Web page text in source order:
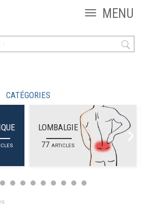
CATÉGORIES
LOMBALGIE
77ARTICLES